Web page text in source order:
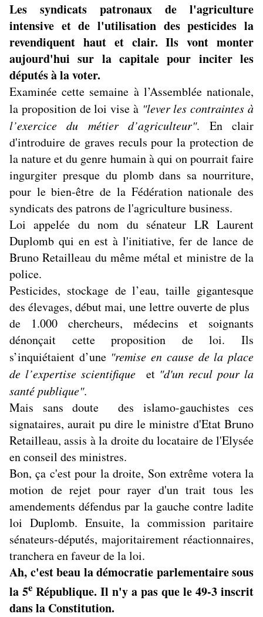
Les syndicats patronaux de l'agriculture
intensive et de l'utilisation des pesticides la
revendiquent haut et clair. Ils vont monter
aujourd'hui sur la capitale pour inciter les
députés à la voter.
Examinée cette semaine à l’Assemblée nationale,
la proposition de loi vise à "lever les contraintes à
l’exercice du métier d’agriculteur". En clair
d'introduire de graves reculs pour la protection de
la nature et du genre humain à qui on pourrait faire
ingurgiter presque du plomb dans sa nourriture,
pour le bien-être de la Fédération nationale des
syndicats des patrons de l'agriculture business.
Loi appelée du nom du sénateur LR Laurent
Duplomb qui en est à l'initiative, fer de lance de
Bruno Retailleau du même métal et ministre de la
police.
Pesticides, stockage de l’eau, taille gigantesque
des élevages, début mai, une lettre ouverte de plus
de 1.000 chercheurs, médecins et soignants
dénonçait cette proposition de loi. Ils
s’inquiétaient d’une "remise en cause de la place
de l’expertise scientifique et"d'un recul pour la
santé publique".
Mais sans doute des islamo-gauchistes ces
signataires, aurait pu dire le ministre d'Etat Bruno
Retailleau, assis à la droite du locataire de l'Elysée
en conseil des ministres.
Bon, ça c'est pour la droite, Son extrême votera la
motion de rejet pour rayer d'un trait tous les
amendements défendus par la gauche contre ladite
loi Duplomb. Ensuite, la commission paritaire
sénateurs-députés, majoritairement réactionnaires,
tranchera en faveur de la loi.
Ah, c'est beau la démocratie parlementaire sous
la 5e République. Il n'y a pas que le 49-3 inscrit
dans la Constitution.